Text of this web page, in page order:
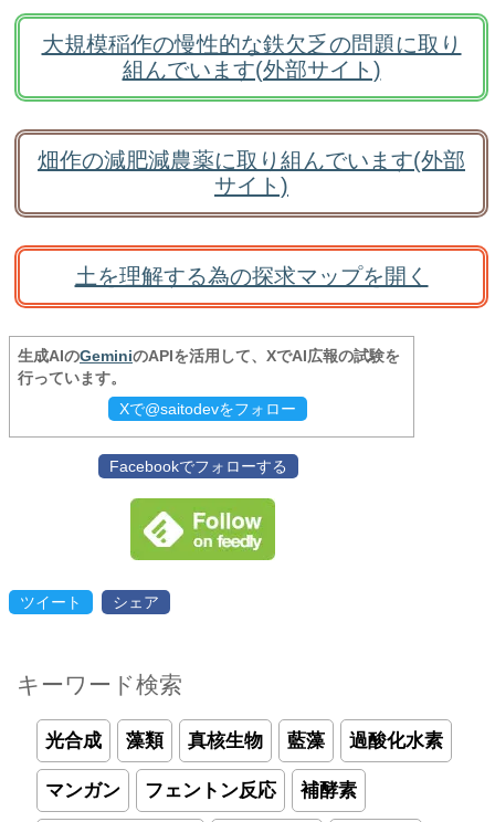
大規模稲作の慢性的な鉄欠乏の問題に取り
組んでいます(外部サイト)
畑作の減肥減農薬に取り組んでいます(外部
サイト)
土を理解する為の探求マップを開く
生成AIのGeminiのAPIを活用して、XでAI広報の試験を
行っています。
Xで@saitodevをフォロー
Facebookでフォローする
ツイート シェア
キーワード検索
光合成 藻類 真核生物 藍藻 過酸化水素
マンガン フェントン反応 補酵素